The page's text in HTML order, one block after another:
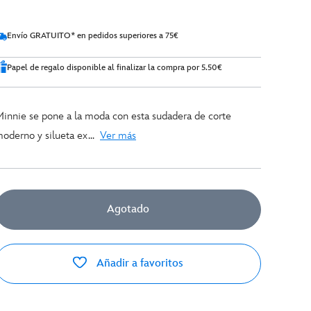
Envío GRATUITO* en pedidos superiores a 75€
Papel de regalo disponible al finalizar la compra por 5.50€
se pone a la moda con esta sudadera de corte
y silueta ex... Ver más
Agotado
Añadir a favoritos